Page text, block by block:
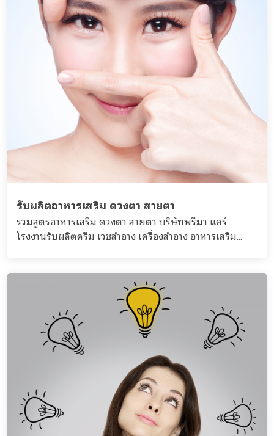
รับผลิตอาหารเสริม ดวงตา สายตา
รวมสูตรอาหารเสริม ดวงตา สายตา บริษัทพรีมา แคร์
โรงงานรับผลิตครีม เวชสำอาง เครื่องสำอาง อาหารเสริม...